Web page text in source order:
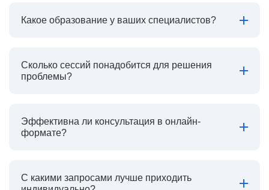
Какое образование у ваших специалистов?
Сколько сессий понадобится для решения
проблемы?
Эффективна ли консультация в онлайн-
формате?
С какими запросами лучше приходить